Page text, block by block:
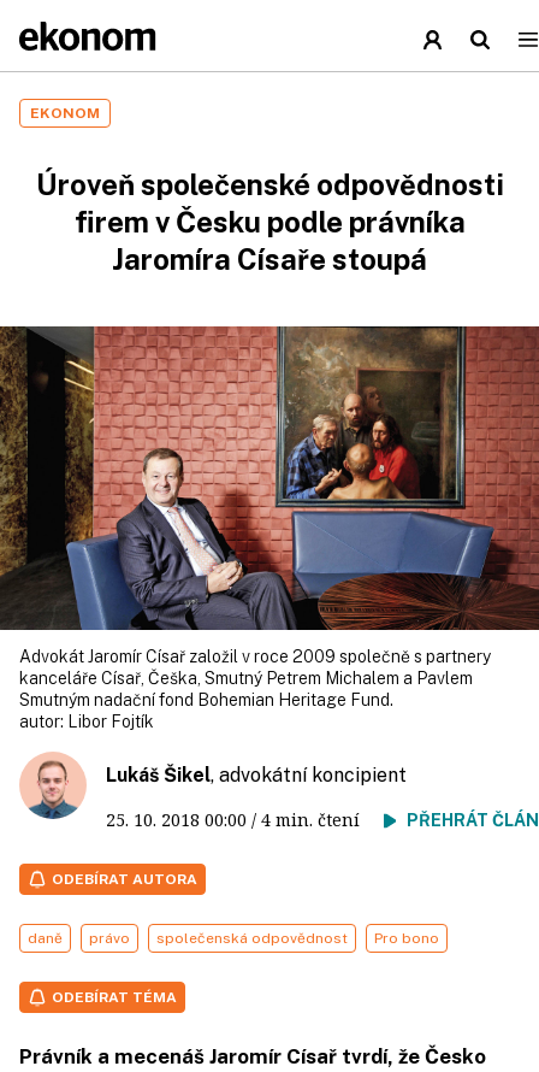
EKONOM
Úroveň společenské odpovědnosti
firem v Česku podle právníka
Jaromíra Císaře stoupá
Advokát Jaromír Císař založil v roce 2009 společně s partnery
kanceláře Císař, Češka, Smutný Petrem Michalem a Pavlem
Smutným nadační fond Bohemian Heritage Fund.
autor:
Libor Fojtík
Lukáš Šikel, advokátní koncipient
25. 10. 2018 00:00 / 4 min. čtení PŘEHRÁT
ODEBÍRAT AUTORA
daně právo společenská odpovědnost Pro bono
ODEBÍRAT TÉMA
Právník a mecenáš Jaromír Císař tvrdí, že Česko